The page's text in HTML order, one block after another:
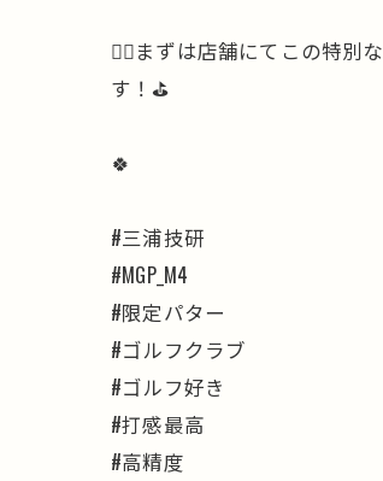
🏌️‍♂️まずは店舗にてこの特別
す！⛳️
🍀
#三浦技研
#MGP_M4
#限定パター
#ゴルフクラブ
#ゴルフ好き
#打感最高
#高精度